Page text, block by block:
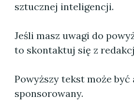
sztucznej inteligencji.
Jeśli masz uwagi do
to skontaktuj się z
Powyższy tekst może być
sponsorowany.